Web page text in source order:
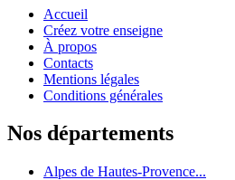
Accueil
Créez votre enseigne
À propos
Contacts
Mentions légales
Conditions générales
Nos départements
Alpes de Hautes-Provence...